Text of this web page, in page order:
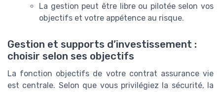
La gestion peut être libre ou pilotée selon vos
objectifs et votre appétence au risque.
Gestion et supports d’investissement :
choisir selon ses objectifs
La fonction objectifs de votre contrat assurance vie
est centrale. Selon que vous privilégiez la sécurité, la